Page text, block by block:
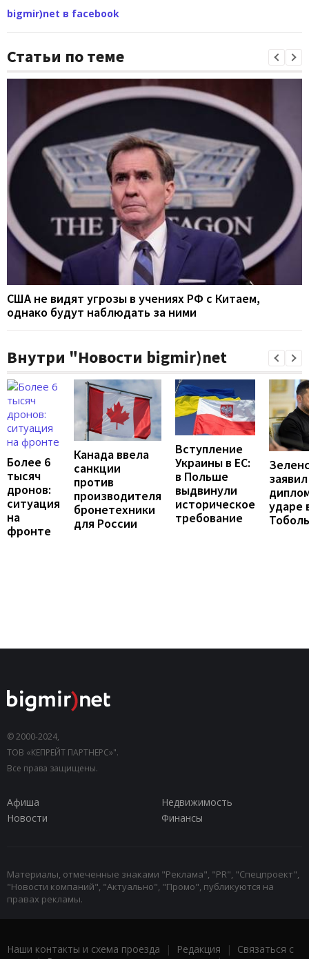
bigmir)net в facebook
Статьи по теме
США не видят угрозы в учениях РФ с Китаем,
однако будут наблюдать за ними
Внутри "Новости bigmir)net
Более 6
тысяч
дронов:
ситуация
на
фронте
Канада ввела
санкции
против
производителя
бронетехники
для России
Вступление
Украины в ЕС:
в Польше
выдвинули
историческое
требование
ударе
© 2000-2024,
ТОВ «КЕПРЕЙТ ПАРТНЕРС»".
Все права защищены.
Афиша
Недвижимость
Новости
Финансы
Материалы, отмеченные знаками "Реклама", "PR", "Спецпроект",
"Новости компаний", "Актуально", "Промо", публикуются на
правах рекламы.
Наши контакты и схема проезда | Редакция | Связаться с